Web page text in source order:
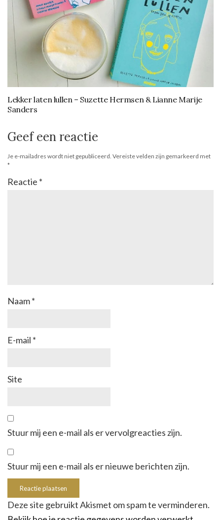
Lekker laten lullen – Suzette Hermsen & Lianne Marije
Sanders
Geef een reactie
Je e-mailadres wordt niet gepubliceerd. Vereiste velden zijn gemarkeerd met
*
Reactie *
Naam*
E-mail *
Site
Stuur mij een e-mail als er vervolgreacties zijn.
Stuur mij een e-mail als er nieuwe berichten zijn.
Deze site gebruikt Akismet om spam te verminderen.